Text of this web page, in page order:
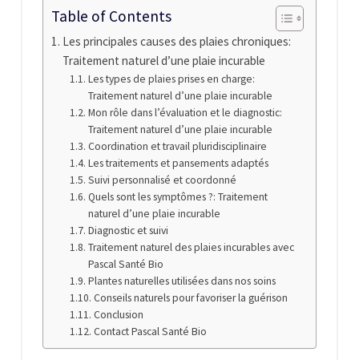
Table of Contents
Les principales causes des plaies chroniques:
Traitement naturel d’une plaie incurable
Les types de plaies prises en charge:
Traitement naturel d’une plaie incurable
Mon rôle dans l’évaluation et le diagnostic:
Traitement naturel d’une plaie incurable
Coordination et travail pluridisciplinaire
Les traitements et pansements adaptés
Suivi personnalisé et coordonné
Quels sont les symptômes ?: Traitement
naturel d’une plaie incurable
Diagnostic et suivi
Traitement naturel des plaies incurables avec
Pascal Santé Bio
Plantes naturelles utilisées dans nos soins
Conseils naturels pour favoriser la guérison
Conclusion
Contact Pascal Santé Bio